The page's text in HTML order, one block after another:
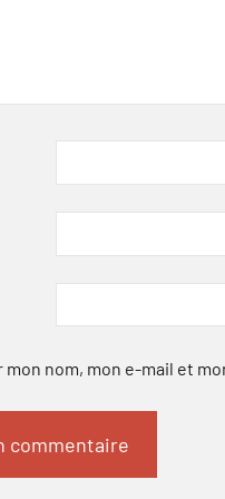
nom, mon e-mail et